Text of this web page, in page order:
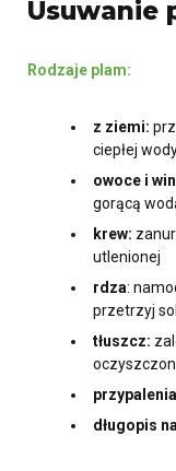
Usuwanie
Rodzaje plam:
z ziemi:
ciepłej
owoce i
gorącą
krew:
utlenionej
rdza:
przetrzyj
tłuszcz:
długopis